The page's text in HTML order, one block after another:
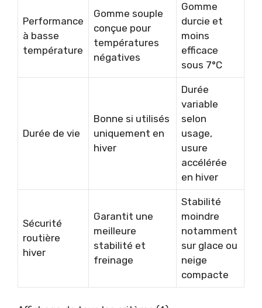
Performance
à basse
température
Gomme souple
conçue pour
températures
négatives
Gomme
durcie et
moins
efficace
sous 7°C
Durée de vie
Bonne si utilisés
uniquement en
hiver
Durée
variable
selon
usage,
usure
accélérée
en hiver
Sécurité
routière
hiver
Garantit une
meilleure
stabilité et
freinage
Stabilité
moindre
notamment
sur glace ou
neige
compacte